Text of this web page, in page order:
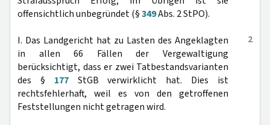
offensichtlich unbegründet (§349Abs. 2 StPO).
2
I. Das Landgericht hat zu Lasten des Angeklagten
in allen 66 Fällen der Vergewaltigung
berücksichtigt, dass er zwei Tatbestandsvarianten
des § 177StGB verwirklicht hat. Dies ist
rechtsfehlerhaft, weil es von den getroffenen
Feststellungen nicht getragen wird.